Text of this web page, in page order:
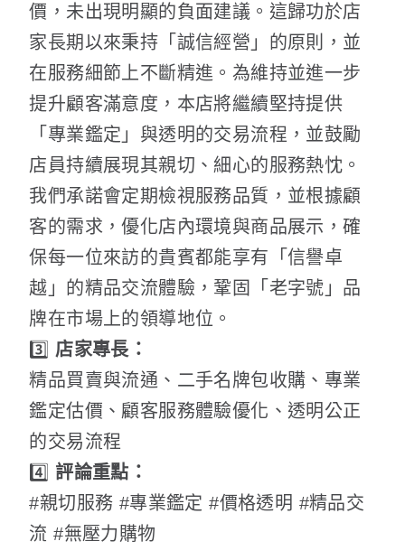
價，未出現明顯的負面建議。這歸功於店
家長期以來秉持「誠信經營」的原則，並
在服務細節上不斷精進。為維持並進一步
提升顧客滿意度，本店將繼續堅持提供
「專業鑑定」與透明的交易流程，並鼓勵
店員持續展現其親切、細心的服務熱忱。
我們承諾會定期檢視服務品質，並根據顧
客的需求，優化店內環境與商品展示，確
保每一位來訪的貴賓都能享有「信譽卓
越」的精品交流體驗，鞏固「老字號」品
牌在市場上的領導地位。
3️⃣ 店家專長：
精品買賣與流通、二手名牌包收購、專業
鑑定估價、顧客服務體驗優化、透明公正
的交易流程
4️⃣ 評論重點：
#親切服務 #專業鑑定 #價格透明 #精品交
流 #無壓力購物